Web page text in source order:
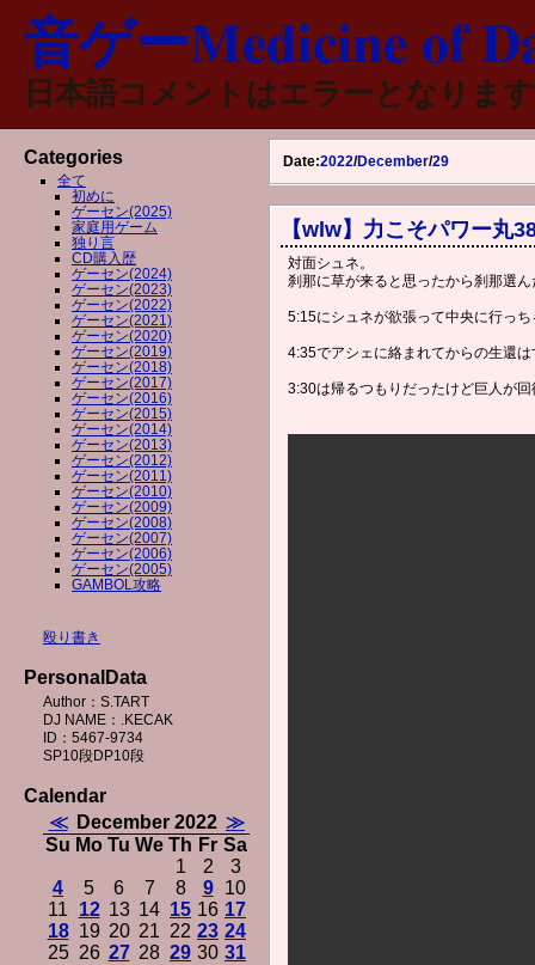
音ゲーMedicine of
日本語コメントはエラーとなりま
Date:2022/December/29
【wlw】力こそパワー丸
対面シュネ。
刹那に草が来ると思ったから刹那選
5:15にシュネが欲張って中央に行っ
4:35でアシェに絡まれてからの生還
3:30は帰るつもりだったけど巨人が
Categories
全て
初めに
ゲーセン(2025)
家庭用ゲーム
独り言
CD購入歴
ゲーセン(2024)
ゲーセン(2023)
ゲーセン(2022)
ゲーセン(2021)
ゲーセン(2020)
ゲーセン(2019)
ゲーセン(2018)
ゲーセン(2017)
ゲーセン(2016)
ゲーセン(2015)
ゲーセン(2014)
ゲーセン(2013)
ゲーセン(2012)
ゲーセン(2011)
ゲーセン(2010)
ゲーセン(2009)
ゲーセン(2008)
ゲーセン(2007)
ゲーセン(2006)
ゲーセン(2005)
GAMBOL攻略
殴り書き
PersonalData
Author：S.TART
DJ NAME：.KECAK
ID：5467-9734
SP10段DP10段
Calendar
≪
December 2022 ≫
Su Mo Tu We Th Fr Sa
1
2
3
4
5 6 7 8 9
10
11 12 13 14 15 16 17
18 19 20 21 22 23 24
25 26 27 28 29 30 31